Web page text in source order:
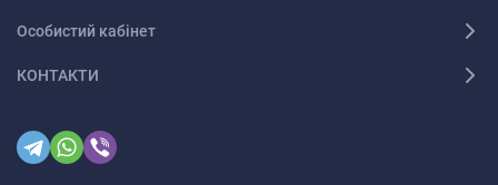
Особистий кабінет
КОНТАКТИ